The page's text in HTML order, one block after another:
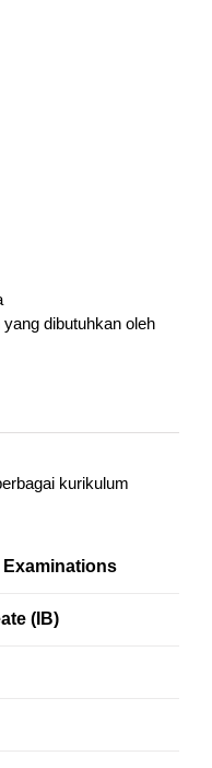
dibutuhkan oleh
kurikulum
(IB)